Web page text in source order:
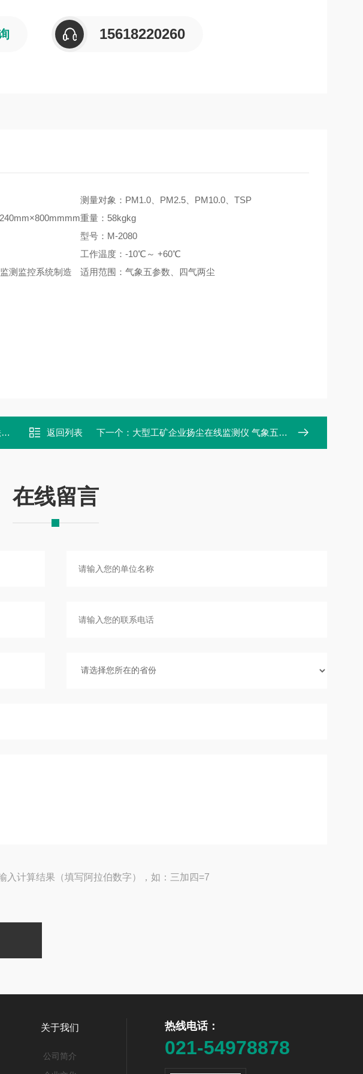
15618220260
测量对象：PM1.0、PM2.5、PM10.0、TSP
重量：58kgkg
型号：M-2080
工作温度：-10℃～ +60℃
测监控系统制造
适用范围：气象五参数、四气两尘
返回列表 下一个： 大型工矿企业扬尘在线监测仪 气象五参数 PM10.0 PM2.5
在线留言
入计算结果（填写阿拉伯数字），如：三加四=7
热线电话：
021-54978878
关于我们
公司简介